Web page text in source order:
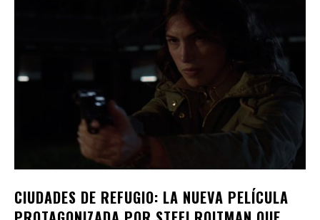
CIUDADES DE REFUGIO: LA NUEVA PELÍCULA